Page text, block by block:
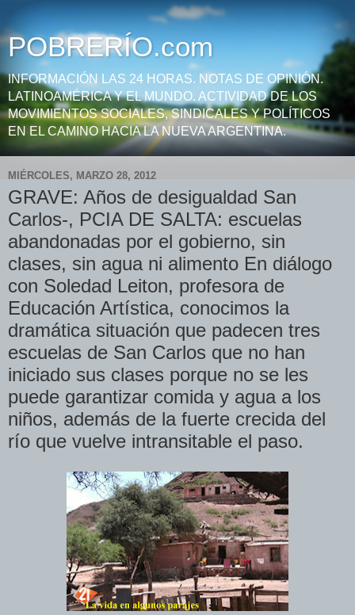
POBRERÍO.com
INFORMACIÓN LAS 24 HORAS. NOTAS DE OPINIÓN.
LATINOAMÉRICA Y EL MUNDO. ACTIVIDAD DE LOS
MOVIMIENTOS SOCIALES, SINDICALES Y POLÍTICOS
EN EL CAMINO HACIA LA NUEVA ARGENTINA.
MIÉRCOLES, MARZO 28, 2012
GRAVE: Años de desigualdad San
Carlos-, PCIA DE SALTA: escuelas
abandonadas por el gobierno, sin
clases, sin agua ni alimento En diálogo
con Soledad Leiton, profesora de
Educación Artística, conocimos la
dramática situación que padecen tres
escuelas de San Carlos que no han
iniciado sus clases porque no se les
puede garantizar comida y agua a los
niños, además de la fuerte crecida del
río que vuelve intransitable el paso.